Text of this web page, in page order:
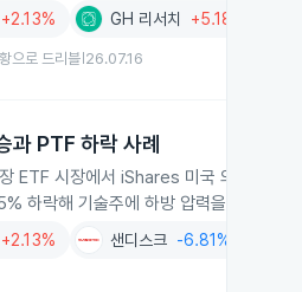
+2.13% GH 리서치 +5.18%
으로 드리블 26.07.16
과 PTF 하락 사례
ETF 시장에서 iShares 미국 의료기기
하락해 기술주에 하방 압력을 줬습니다.
+2.13% 샌디스크 -6.81%